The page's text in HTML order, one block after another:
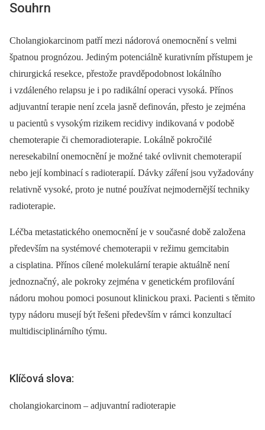
Souhrn
Cholangiokarcinom patří mezi nádorová onemocnění s velmi
špatnou prognózou. Jediným potenciálně kurativním přístupem je
chirurgická resekce, přestože pravděpodobnost lokálního
i vzdáleného relapsu je i po radikální operaci vysoká. Přínos
adjuvantní terapie není zcela jasně definován, přesto je zejména
u pacientů s vysokým rizikem recidivy indikovaná v podobě
chemoterapie či chemoradioterapie. Lokálně pokročilé
neresekabilní onemocnění je možné také ovlivnit chemoterapií
nebo její kombinací s radioterapií. Dávky záření jsou vyžadovány
relativně vysoké, proto je nutné používat nejmodernější techniky
radioterapie.
Léčba metastatického onemocnění je v současné době založena
především na systémové chemoterapii v režimu gemcitabin
a cisplatina. Přínos cílené molekulární terapie aktuálně není
jednoznačný, ale pokroky zejména v genetickém profilování
nádoru mohou pomoci posunout klinickou praxi. Pacienti s těmito
typy nádoru musejí být řešeni především v rámci konzultací
multidisciplinárního týmu.
Klíčová slova:
cholangiokarcinom – adjuvantní radioterapie